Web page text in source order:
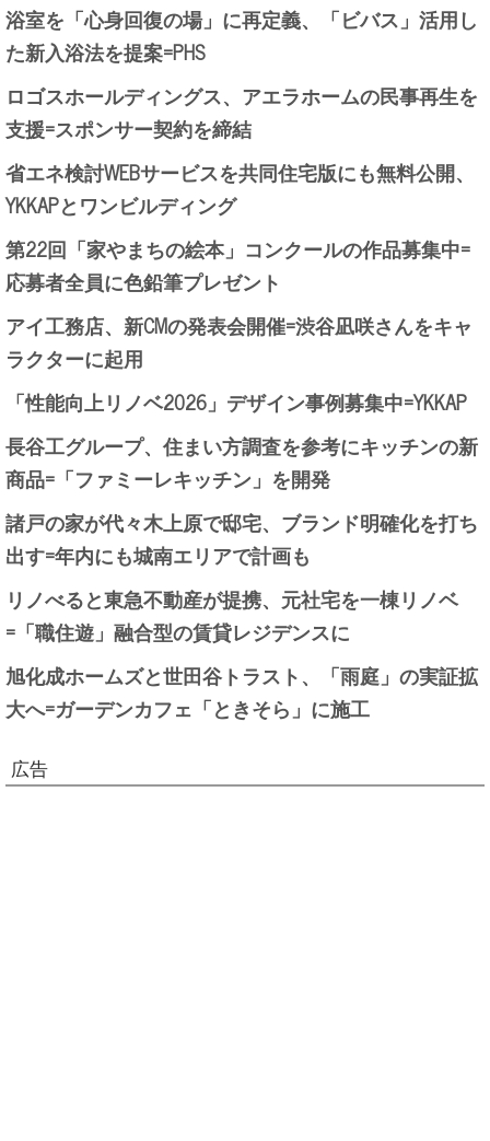
浴室を「心身回復の場」に再定義、「ビバス」活用し
た新入浴法を提案=PHS
ロゴスホールディングス、アエラホームの民事再生を
支援=スポンサー契約を締結
省エネ検討WEBサービスを共同住宅版にも無料公開、
YKKAPとワンビルディング
第22回「家やまちの絵本」コンクールの作品募集中=
応募者全員に色鉛筆プレゼント
アイ工務店、新CMの発表会開催=渋谷凪咲さんをキャ
ラクターに起用
「性能向上リノベ2026」デザイン事例募集中=YKKAP
長谷工グループ、住まい方調査を参考にキッチンの新
商品=「ファミーレキッチン」を開発
諸戸の家が代々木上原で邸宅、ブランド明確化を打ち
出す=年内にも城南エリアで計画も
リノべると東急不動産が提携、元社宅を一棟リノベ
=「職住遊」融合型の賃貸レジデンスに
旭化成ホームズと世田谷トラスト、「雨庭」の実証拡
大へ=ガーデンカフェ「ときそら」に施工
広告